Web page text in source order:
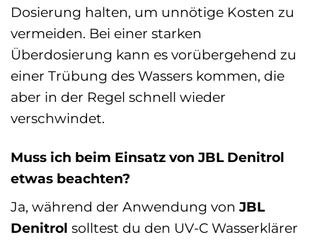
Dosierung halten, um unnötige Kosten zu
vermeiden. Bei einer starken
Überdosierung kann es vorübergehend zu
einer Trübung des Wassers kommen, die
aber in der Regel schnell wieder
verschwindet.
Muss ich beim Einsatz von JBL Denitrol
etwas beachten?
Ja, während der Anwendung vonJBL
Denitrol solltest du den UV-C Wasserklärer